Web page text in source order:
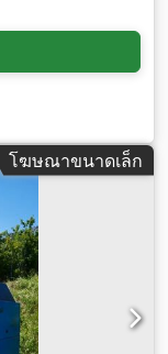
โฆษณาขนาดเล็ก